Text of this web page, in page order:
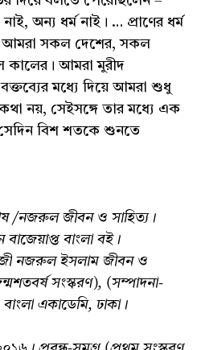
অন্য ধর্ম নাই। … প্রাণের ধর্ম
আমরা সকল দেশের, সকল
কালের। আমরা মুরীদ
মধ্যে দিয়ে আমরা শুধু
নয়, সেইসঙ্গে তার মধ্যে এক
সেদিন বিশ শতকে শুনতে
/নজরুল জীবন ও সাহিত্য।
বাজেয়াপ্ত বাংলা বই।
নজরুল ইসলাম জীবন ও
সংস্করণ), (সম্পাদনা-
একাডেমি, ঢাকা।